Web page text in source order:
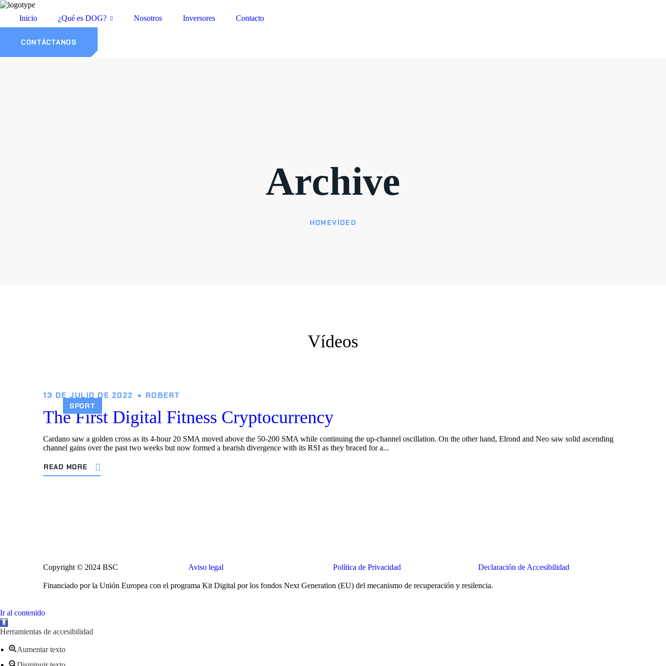
Inicio ¿Qué es DOG? Nosotros Inversores Contacto
CONTÁCTANOS
Archive
HOMEVÍDEO
Vídeos
SPORT
13 DE JULIO DE 2022 ROBERT
The First Digital Fitness Cryptocurrency
Cardano saw a golden cross as its 4-hour 20 SMA moved above the 50-200 SMA while continuing the up-channel oscillation. On the other hand, Elrond and Neo saw solid ascending
channel gains over the past two weeks but now formed a bearish divergence with its RSI as they braced for a...
READ MORE
Copyright © 2024 BSC Aviso legal Política de Privacidad Declaración de Accesibilidad
Financiado por la Unión Europea con el programa Kit Digital por los fondos Next Generation (EU) del mecanismo de recuperación y resilencia.
Ir al contenido
Abrir
barra
herramientas
Herramientas de accesibilidad
Aumentar texto